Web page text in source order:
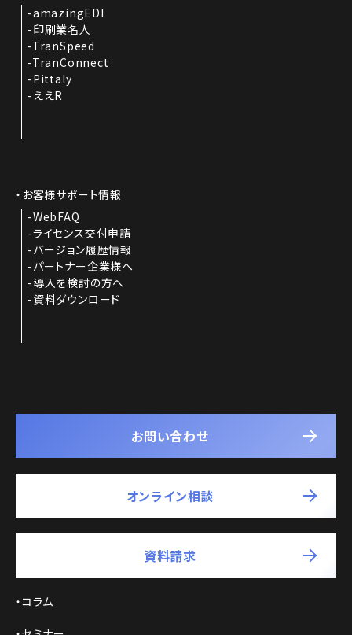
amazingEDI
印刷業名人
TranSpeed
TranConnect
Pittaly
ええR
お客様サポート情報
WebFAQ
ライセンス交付申請
バージョン履歴情報
パートナー企業様へ
導入を検討の方へ
資料ダウンロード
お問い合わせ
オンライン相談
資料請求
コラム